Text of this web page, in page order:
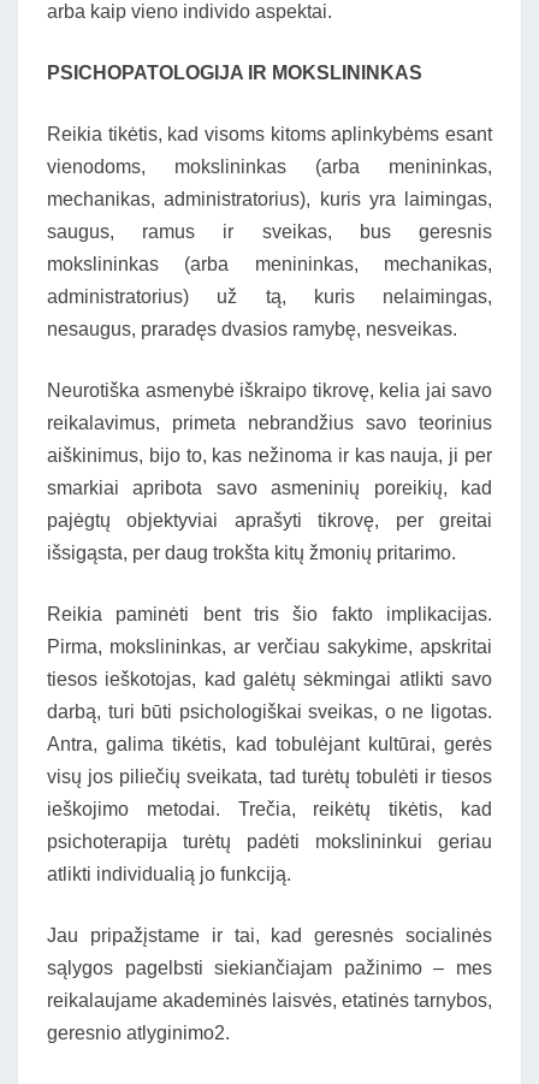
arba kaip vieno individo aspektai.
PSICHOPATOLOGIJA IR MOKSLININKAS
Reikia tikėtis, kad visoms kitoms aplinkybėms esant
vienodoms, mokslininkas (arba menininkas,
mechanikas, administratorius), kuris yra laimingas,
saugus, ramus ir sveikas, bus geresnis
mokslininkas (arba menininkas, mechanikas,
administratorius) už tą, kuris nelaimingas,
nesaugus, praradęs dvasios ramybę, nesveikas.
Neurotiška asmenybė iškraipo tikrovę, kelia jai savo
reikalavimus, primeta nebrandžius savo teorinius
aiškinimus, bijo to, kas nežinoma ir kas nauja, ji per
smarkiai apribota savo asmeninių poreikių, kad
pajėgtų objektyviai aprašyti tikrovę, per greitai
išsigąsta, per daug trokšta kitų žmonių pritarimo.
Reikia paminėti bent tris šio fakto implikacijas.
Pirma, mokslininkas, ar verčiau sakykime, apskritai
tiesos ieškotojas, kad galėtų sėkmingai atlikti savo
darbą, turi būti psichologiškai sveikas, o ne ligotas.
Antra, galima tikėtis, kad tobulėjant kultūrai, gerės
visų jos piliečių sveikata, tad turėtų tobulėti ir tiesos
ieškojimo metodai. Trečia, reikėtų tikėtis, kad
psichoterapija turėtų padėti mokslininkui geriau
atlikti individualią jo funkciją.
Jau pripažįstame ir tai, kad geresnės socialinės
sąlygos pagelbsti siekiančiajam pažinimo – mes
reikalaujame akademinės laisvės, etatinės tarnybos,
geresnio atlyginimo2.